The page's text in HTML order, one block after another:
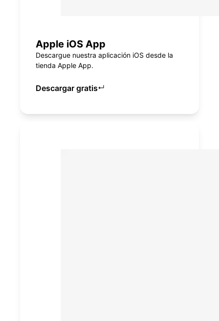
Apple iOS App
Descargue nuestra aplicación iOS desde la
tienda Apple App.
Descargar gratis↵